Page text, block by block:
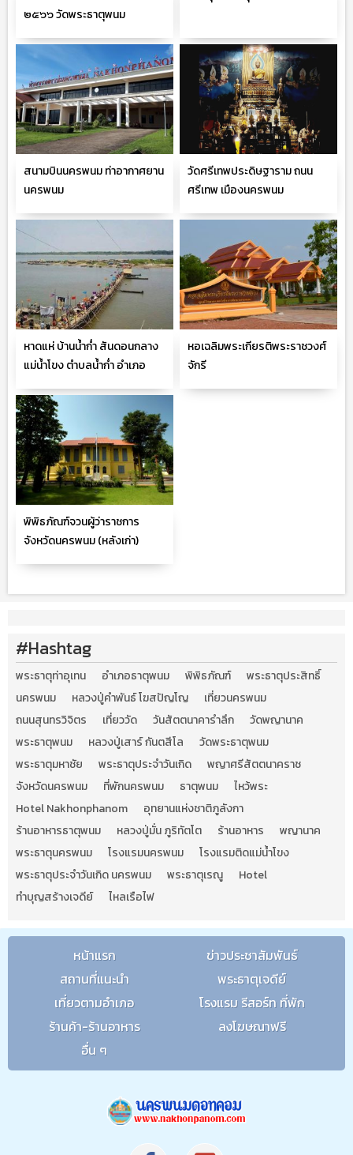
๒๕๖๖ วัดพระธาตุพนม
สนามบินนครพนม ท่าอากาศยาน
นครพนม
วัดศรีเทพประดิษฐาราม ถนน
ศรีเทพ เมืองนครพนม
หาดแห่ บ้านน้ำก่ำ สันดอนกลาง
แม่น้ำโขง ตำบลน้ำก่ำ อำเภอ
หอเฉลิมพระเกียรติพระราชวงศ์
จักรี
พิพิธภัณฑ์จวนผู้ว่าราชการ
จังหวัดนครพนม (หลังเก่า)
#Hashtag
พระธาตุท่าอุเทน อำเภอธาตุพนม พิพิธภัณฑ์
พระธาตุประสิทธิ์
นครพนม
หลวงปู่คำพันธ์ โฆสปัญโญ
เที่ยวนครพนม
ถนนสุนทรวิจิตร
เที่ยววัด วันสัตตนาคารำลึก
วัดพญานาค
พระธาตุพนม
หลวงปู่เสาร์ กันตสีโล
วัดพระธาตุพนม
พระธาตุมหาชัย
พระธาตุประจำวันเกิด
พญาศรีสัตตนาคราช
จังหวัดนครพนม
ที่พักนครพนม ธาตุพนม
ไหว้พระ
Hotel Nakhonphanom
อุทยานแห่งชาติภูลังกา
ร้านอาหารธาตุพนม
หลวงปู่มั่น ภูริทัตโต ร้านอาหาร
พญานาค
พระธาตุนครพนม
โรงแรมนครพนม
โรงแรมติดแม่น้ำโขง
พระธาตุประจำวันเกิด นครพนม
พระธาตุเรณู
Hotel
ทำบุญสร้างเจดีย์
ไหลเรือไฟ
หน้าแรก
ข่าวประชาสัมพันธ์
สถานที่แนะนำ
พระธาตุเจดีย์
เที่ยวตามอำเภอ
โรงแรม รีสอร์ท ที่พัก
ร้านค้า-ร้านอาหาร
ลงโฆษณาฟรี
อื่น ๆ